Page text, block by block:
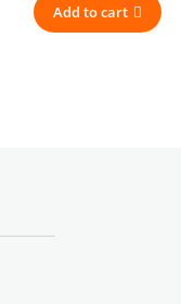
Add to cart